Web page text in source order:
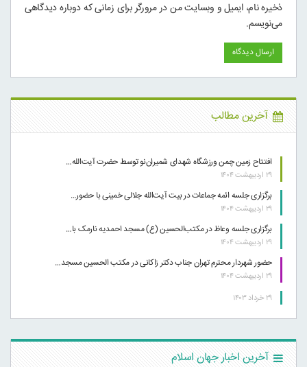
ذخیره نام، ایمیل و وبسایت من در مرورگر برای زمانی که دوباره دیدگاهی
می‌نویسم.
آخرین مطالب
افتتاح زمین چمن ورزشگاه شهدای شمیران‌نو توسط حضرت آیت‌الله…
۲۹ اردیبهشت ۱۴۰۴
برگزاری جلسه ائمه جماعات در بیت آیت‌الله جلالی خمینی با حضور…
۲۹ اردیبهشت ۱۴۰۴
برگزاری جلسه وعاظ در مکتب‌الحسین (ع) مسجد احمدیه نارمک با…
۲۹ اردیبهشت ۱۴۰۴
حضور شهردار محترم تهران جناب دکتر زاکانی در مکتب الحسین مسجد…
۲۹ اردیبهشت ۱۴۰۴
۲۹ خرداد ۱۴۰۳
آخرین اخبار جهان اسلام